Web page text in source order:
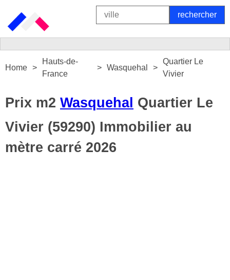
Home
Hauts-de-
France
Wasquehal
Quartier Le
Vivier
Prix m2 Wasquehal Quartier Le
Vivier (59290) Immobilier au
mètre carré 2026